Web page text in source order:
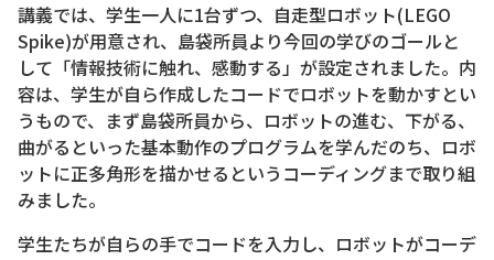
講義では、学生一人に1台ずつ、自走型ロボット(LEGO
Spike)が用意され、島袋所員より今回の学びのゴールと
して「情報技術に触れ、感動する」が設定されました。内
容は、学生が自ら作成したコードでロボットを動かすとい
うもので、まず島袋所員から、ロボットの進む、下がる、
曲がるといった基本動作のプログラムを学んだのち、ロボ
ットに正多角形を描かせるというコーディングまで取り組
みました。
学生たちが自らの手でコードを入力し、ロボットがコーデ